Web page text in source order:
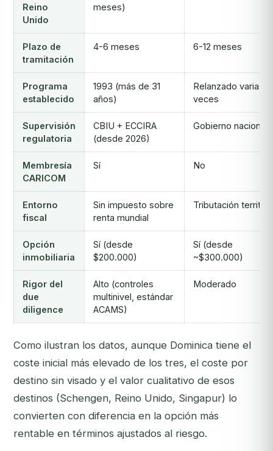
Reino
Unido
meses)
Plazo de
tramitación
4-6 meses 6-12 meses
Programa
establecido
1993 (más de 31
años)
Relanzado varias
veces
Supervisión
regulatoria
CBIU + ECCIRA
(desde 2026)
Gobierno nacional
Membresía
CARICOM
Sí No
Entorno
fiscal
Sin impuesto sobre
renta mundial
Tributación
Opción
inmobiliaria
Sí (desde
$200.000)
Sí (desde
~$300.000)
Rigor del
due
diligence
Alto (controles
multinivel, estándar
ACAMS)
Moderado
Como ilustran los datos, aunque Dominica tiene el
coste inicial más elevado de los tres, el coste por
destino sin visado y el valor cualitativo de esos
destinos (Schengen, Reino Unido, Singapur) lo
convierten con diferencia en la opción más
rentable en términos ajustados al riesgo.